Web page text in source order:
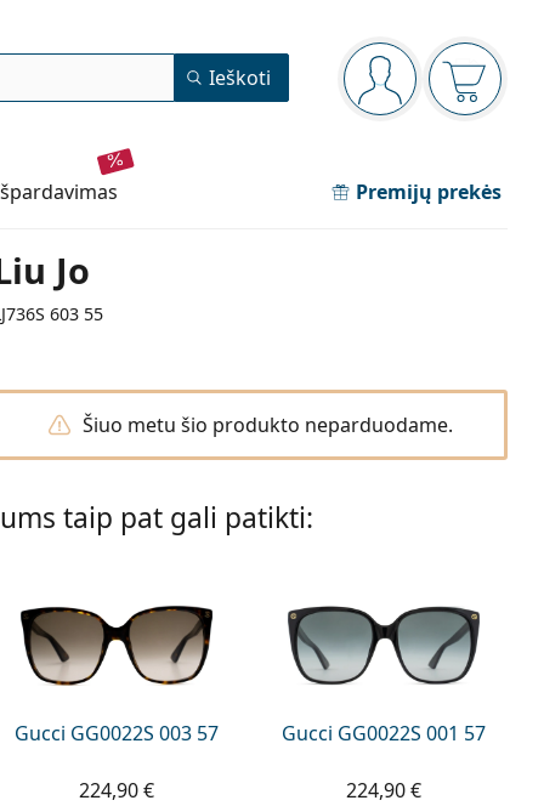
Navigacijos meniu
Jūs esatePirkinių
Ieškoti
išpardavimas Premijų prekės
Jo
603 55
Šiuo metu šio produkto neparduodame.
taip pat gali patikti:
Gucci GG0022S 003 57
224,90 €
Gucci GG0022S 001 57
224,90 €